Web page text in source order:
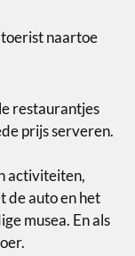
naartoe
restaurantjes
prijs serveren.
activiteiten,
de auto en het
musea. En als